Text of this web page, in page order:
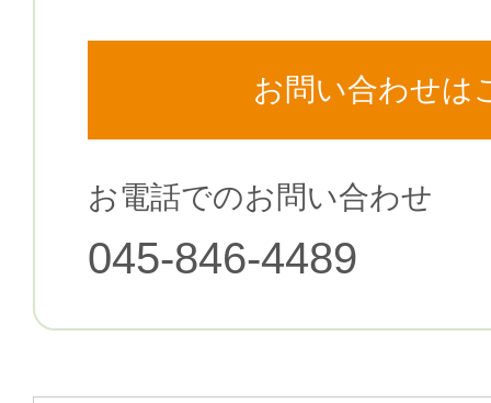
お問い合わせは
お電話でのお問い合わせ
045-846-4489